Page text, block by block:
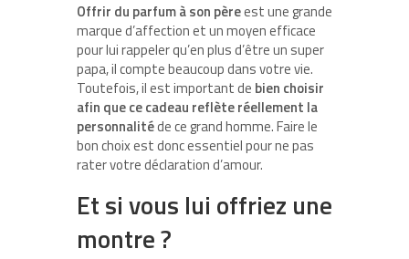
Offrir du parfum à son pèreest une grande
marque d’affection et un moyen efficace
pour lui rappeler qu’en plus d’être un super
papa, il compte beaucoup dans votre vie.
Toutefois, il est important de bien choisir
afin que ce cadeau reflète réellement la
personnalitéde ce grand homme. Faire le
bon choix est donc essentiel pour ne pas
rater votre déclaration d’amour.
Et si vous lui offriez une
montre ?